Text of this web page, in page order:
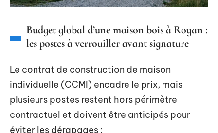
Budget global d’une maison bois à Royan :
les postes à verrouiller avant signature
Le contrat de construction de maison
individuelle (CCMI) encadre le prix, mais
plusieurs postes restent hors périmètre
contractuel et doivent être anticipés pour
éviter les dérapages :